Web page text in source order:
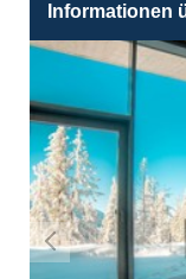
Informationen